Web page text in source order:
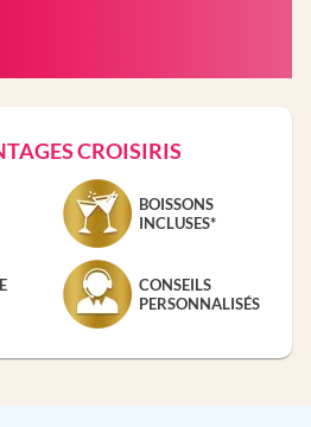
CROISIRIS
BOISSONS
INCLUSES*
CONSEILS
PERSONNALISÉS